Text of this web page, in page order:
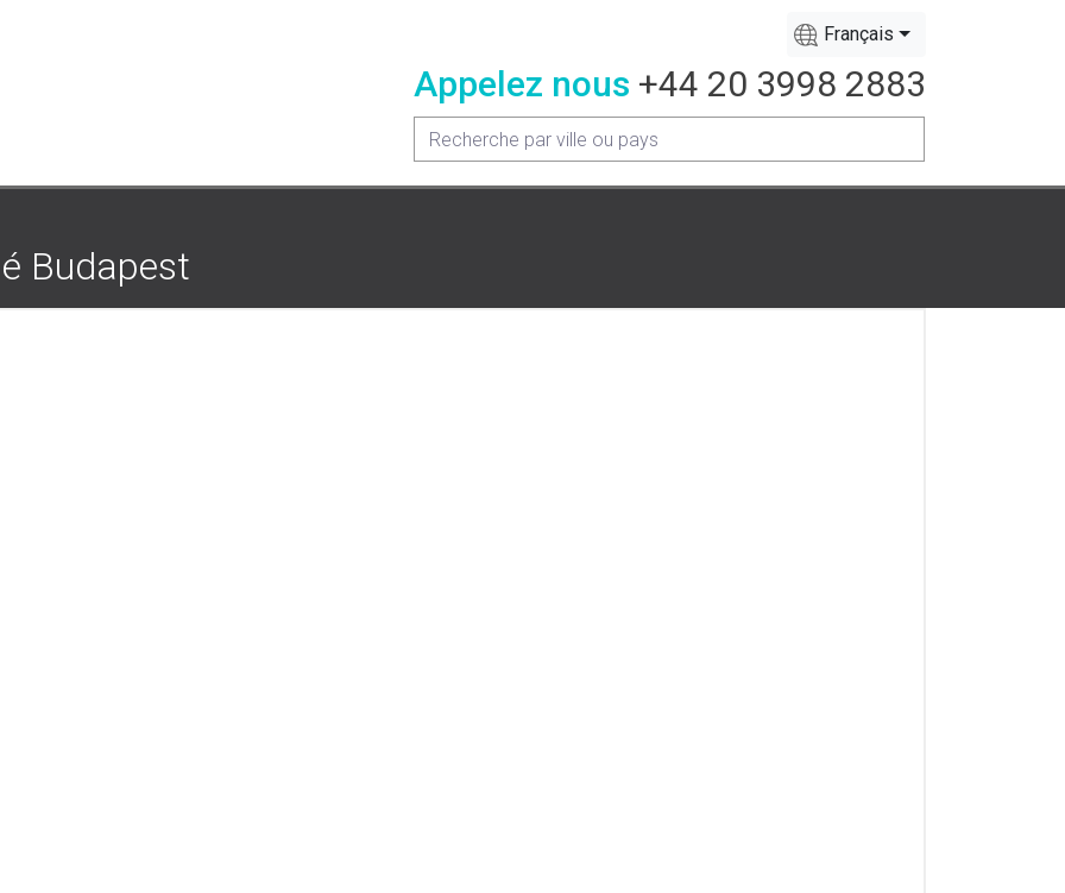
Français
Appelez nous +44 20 3998 2883
Budapest